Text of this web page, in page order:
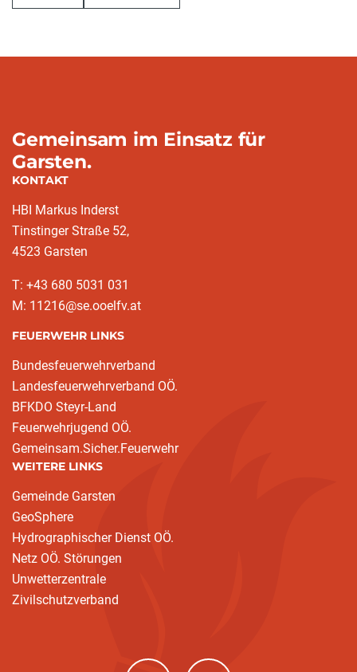
Gemeinsam im Einsatz für
Garsten.
KONTAKT
HBI Markus Inderst
Tinstinger Straße 52,
4523 Garsten
T: +43 680 5031 031
M: 11216@se.ooelfv.at
FEUERWEHR LINKS
Bundesfeuerwehrverband
Landesfeuerwehrverband OÖ.
BFKDO Steyr-Land
Feuerwehrjugend OÖ.
Gemeinsam.Sicher.Feuerwehr
WEITERE LINKS
Gemeinde Garsten
GeoSphere
Hydrographischer Dienst OÖ.
Netz OÖ. Störungen
Unwetterzentrale
Zivilschutzverband